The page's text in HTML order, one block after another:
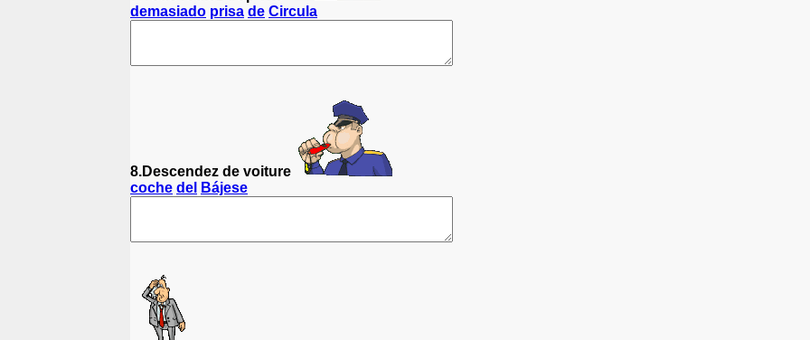
demasiado prisa de Circula
8.Descendez de voiture
coche del Bájese